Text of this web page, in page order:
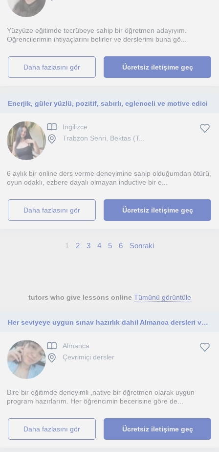
Yüzyüze eğitimde tecrübeye sahip bir öğretmen adayıyım.
Öğrencilerimin ihtiyaçlarını belirler ve derslerimi buna gö...
daha fazlasını gör Ücretsiz iletişime geç
Enerjik, güler yüzlü, pozitif, sabırlı, eglenceli ve motive edici
Ingilizce
Trabzon Sehri, Bektas (T...
6 aylık bir online ders verme deneyimine sahip olduğumdan ötürü,
oyun odaklı, ezbere dayalı olmayan inductive bir e...
daha fazlasını gör Ücretsiz iletişime geç
1 2 3 4 5 6 Sonraki
tutors who give lessons online Tümünü görüntüle
Her seviyeye uygun sınav hazırlık dahil Almanca dersleri veriyorum
Almanca
Çevrimiçi dersler
Bire bir eğitimde deneyimli ,native bir öğretmen olarak uygun
program hazırlarım. Her öğrencimin becerisine göre de...
daha fazlasını gör Ücretsiz iletişime geç